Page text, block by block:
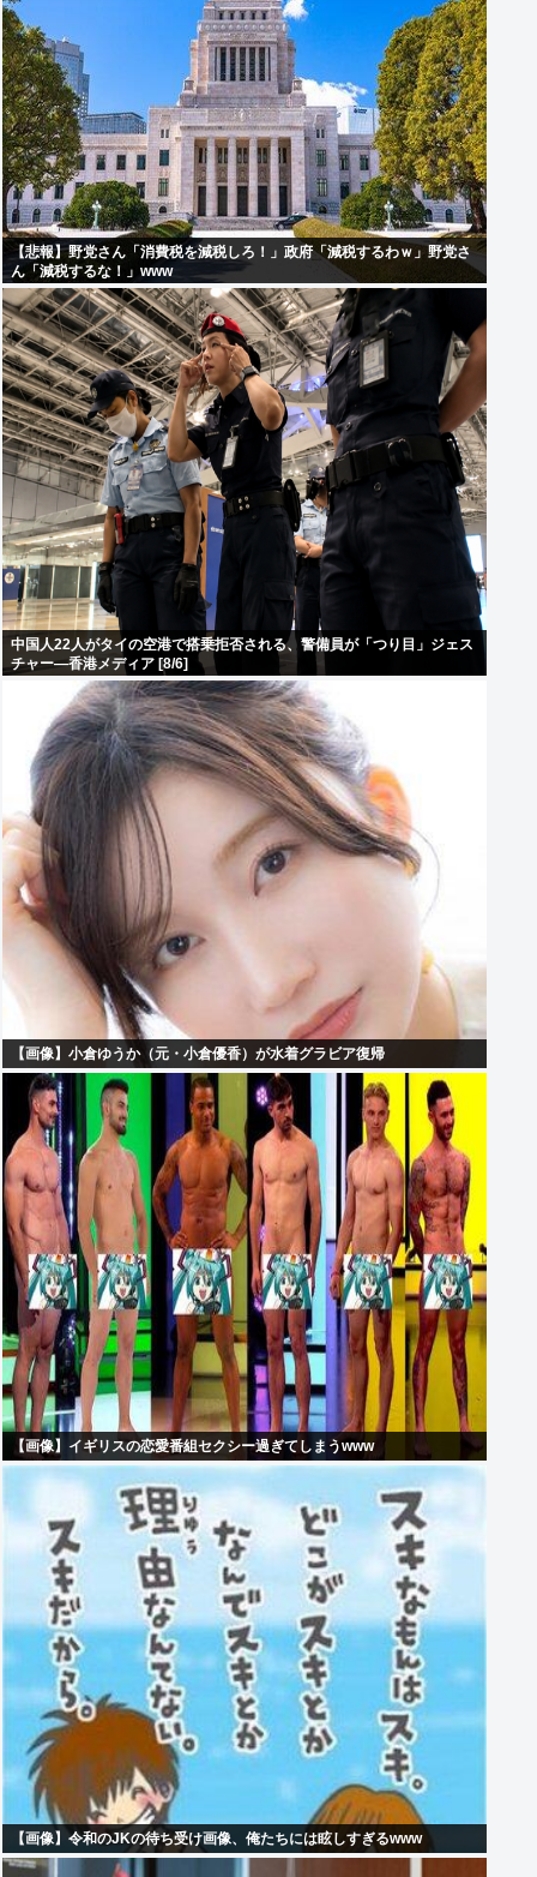
【悲報】野党さん「消費税を減税しろ！」政府「減税するわｗ」野党さ
ん「減税するな！」www
中国人22人がタイの空港で搭乗拒否される、警備員が「つり目」ジェス
チャー―香港メディア [8/6]
【画像】小倉ゆうか（元・小倉優香）が水着グラビア復帰
【画像】イギリスの恋愛番組セクシー過ぎてしまうwww
【画像】令和のJKの待ち受け画像、俺たちには眩しすぎるwww